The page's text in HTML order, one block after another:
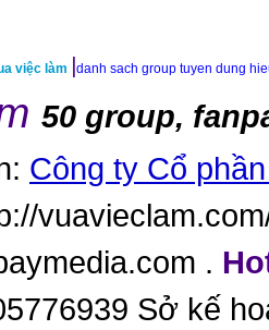
việc làm |danh sach group tuyen dung
50 group,
Công ty Cổ
.
Sở kế